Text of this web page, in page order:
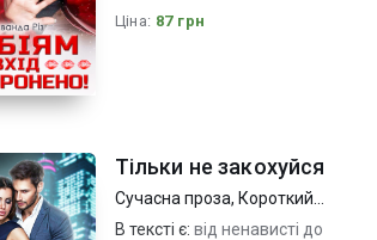
Ціна: 87 грн
Тільки не закохуйся
Сучасна проза, Короткий
любовний роман
В тексті є: від ненависті до